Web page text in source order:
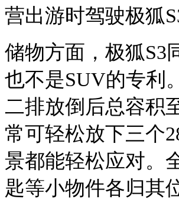
营出游时驾驶极狐
储物方面，极狐S3
也不是SUV的专利
二排放倒后总容积
常可轻松放下三个
景都能轻松应对。
匙等小物件各归其